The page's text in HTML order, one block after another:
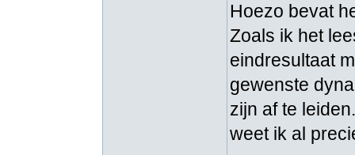
Hoezo bevat
Zoals ik het
eindresultaat
gewenste
zijn af te
weet ik al